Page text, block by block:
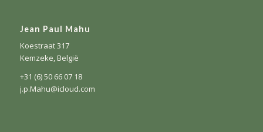
Jean Paul Mahu
Koestraat 317
Kemzeke, België
+31 (6) 50 66 07 18
j.p.Mahu@icloud.com